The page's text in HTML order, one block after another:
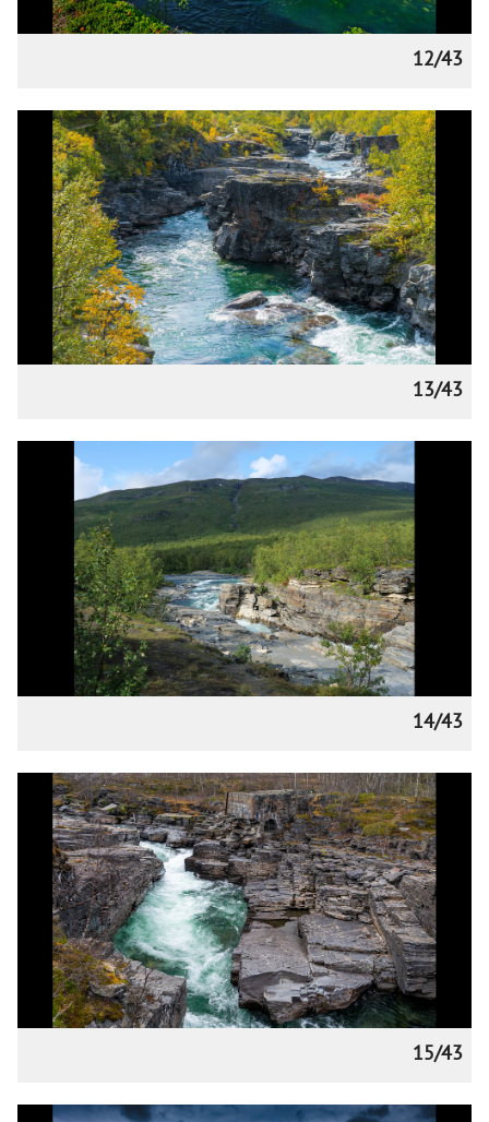
12/43
13/43
14/43
15/43